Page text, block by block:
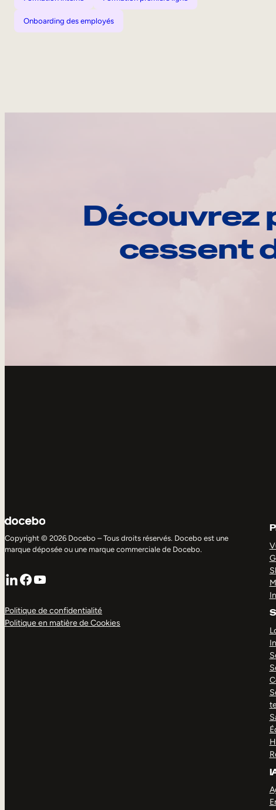
Onboarding des employés
Découvrez
cessent
Copyright © 2026 Docebo – Tous droits réservés. Docebo est une
marque déposée ou une marque commerciale de Docebo.
LinkedIn
Facebook
YouTube
Politique de confidentialité
Politique en matière de Cookies